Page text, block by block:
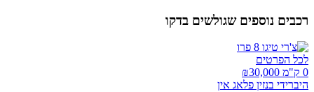
רכבים נוספים שגולשים בדקו
לכל הפרטים
0 ק"מ ₪
30,000
היברידי בנזין פלאג אין